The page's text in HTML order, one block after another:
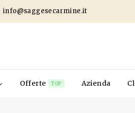
|info@saggesecarmine.it
Offerte TOP Azienda